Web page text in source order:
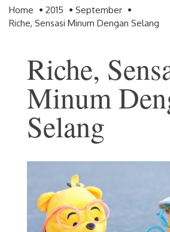
Home 2015
September
Riche, Sensasi Minum Dengan Selang
Riche,
Minum
Selang